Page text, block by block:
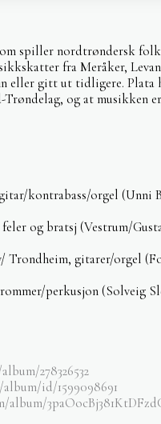
spiller nordtrøndersk
fra Meråker,
eller gitt ut tidligere. Plata
og at musikken
kontrabass/orgel (Unni
og bratsj (Vestrum/
Trondheim, gitarer/orgel
perkusjon (Solveig
278326532
id/1599098691
album/